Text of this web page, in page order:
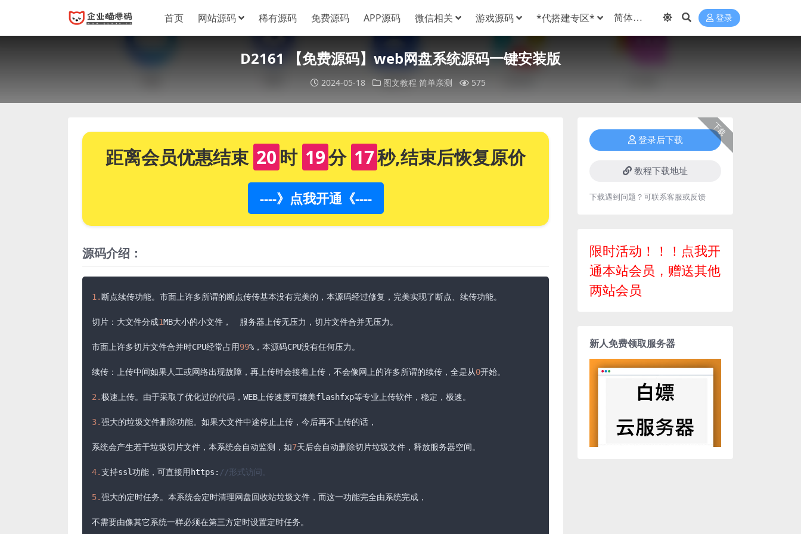
首页 网站源码 稀有源码 免费源码 APP源码 微信相关 游戏源码 *代搭建专区* 登录
D2161 【免费源码】web网盘系统源码一键安装版
2024-05-18 图文教程 简单亲测 575
距离会员优惠结束 20时 19分 16秒,结束后恢复原价
----》点我开通《----
源码介绍：
1. 断点续传功能。市面上许多所谓的断点传传基本没有完美的，本源码经过修复，完美实现了断点、续传功能。
切片：大文件分成1MB大小的小文件，　服务器上传无压力，切片文件合并无压力。
市面上许多切片文件合并时CPU经常占用99%，本源码CPU没有任何压力。
续传：上传中间如果人工或网络出现故障，再上传时会接着上传，不会像网上的许多所谓的续传，全是从0开始。
2.极速上传。由于采取了优化过的代码，WEB上传速度可媲美flashfxp等专业上传软件，稳定，极速。
3.强大的垃圾文件删除功能。如果大文件中途停止上传，今后再不上传的话，
系统会产生若干垃圾切片文件，本系统会自动监测，如7天后会自动删除切片垃圾文件，释放服务器空间。
4.支持ssl功能，可直接用https: //形式访问。
5.强大的定时任务。本系统会定时清理网盘回收站垃圾文件，而这一功能完全由系统完成，
不需要由像其它系统一样必须在第三方定时设置定时任务。
下载
登录后下载
教程下载地址
下载遇到问题？可联系客服或反馈
限时活动！！！点我开
通本站会员，赠送其他
两站会员
新人免费领取服务器